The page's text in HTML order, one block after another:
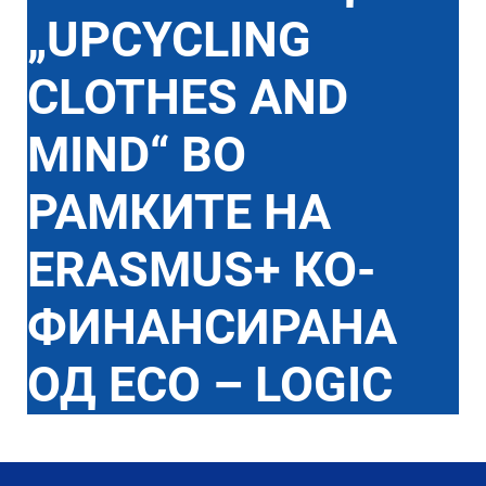
„UPCYCLING
CLOTHES AND
MIND“ ВО
РАМКИТЕ НА
ERASMUS+ КО-
ФИНАНСИРАНА
ОД ECO – LOGIC